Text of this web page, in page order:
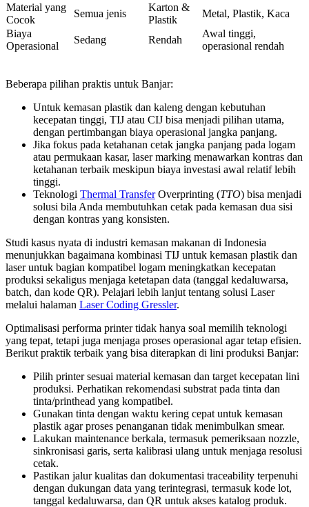
Material yang
Cocok
Semua jenis
Karton &
Plastik
Metal, Plastik, Kaca
Biaya
Operasional
Sedang Rendah
Awal tinggi,
operasional rendah
Beberapa pilihan praktis untuk Banjar:
Untuk kemasan plastik dan kaleng dengan kebutuhan
kecepatan tinggi, TIJ atau CIJ bisa menjadi pilihan utama,
dengan pertimbangan biaya operasional jangka panjang.
Jika fokus pada ketahanan cetak jangka panjang pada logam
atau permukaan kasar, laser marking menawarkan kontras dan
ketahanan terbaik meskipun biaya investasi awal relatif lebih
tinggi.
Teknologi Thermal TransferOverprinting (TTO) bisa menjadi
solusi bila Anda membutuhkan cetak pada kemasan dua sisi
dengan kontras yang konsisten.
Studi kasus nyata di industri kemasan makanan di Indonesia
menunjukkan bagaimana kombinasi TIJ untuk kemasan plastik dan
laser untuk bagian kompatibel logam meningkatkan kecepatan
produksi sekaligus menjaga ketetapan data (tanggal kedaluwarsa,
batch, dan kode QR). Pelajari lebih lanjut tentang solusi Laser
melalui halaman Laser Coding Gressler.
Optimalisasi performa printer tidak hanya soal memilih teknologi
yang tepat, tetapi juga menjaga proses operasional agar tetap efisien.
Berikut praktik terbaik yang bisa diterapkan di lini produksi Banjar:
Pilih printer sesuai material kemasan dan target kecepatan lini
produksi. Perhatikan rekomendasi substrat pada tinta dan
tinta/printhead yang kompatibel.
Gunakan tinta dengan waktu kering cepat untuk kemasan
plastik agar proses penanganan tidak menimbulkan smear.
Lakukan maintenance berkala, termasuk pemeriksaan nozzle,
sinkronisasi garis, serta kalibrasi ulang untuk menjaga resolusi
cetak.
Pastikan jalur kualitas dan dokumentasi traceability terpenuhi
dengan dukungan data yang terintegrasi, termasuk kode lot,
tanggal kedaluwarsa, dan QR untuk akses katalog produk.